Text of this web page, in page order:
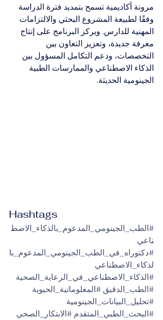
مرونة أكاديمية تسمح بتمديد فترة الدراسة
وفقًا لطبيعة المشروع البحثي والالتزامات
المهنية للدارس. ويركز البرنامج على إنتاج
معرفة جديدة، وتعزيز التعاون بين
التخصصات، ودعم التكامل المسؤول بين
الذكاء الاصطناعي والممارسات الطبية
الجينومية الحديثة.
Hashtags
#الطب_الجينومي_المدعوم_بالذكاء_الاصط
ناعي
#دكتوراه_في_الطب_الجينومي_المدعوم_با
لذكاء_الاصطناعي
#الذكاء_الاصطناعي_في_الرعاية_الصحية
#الطب_الدقيق #المعلوماتية_الحيوية
#تحليل_البيانات_الجينومية
#البحث_الطبي_المتقدم #الابتكار_الصحي